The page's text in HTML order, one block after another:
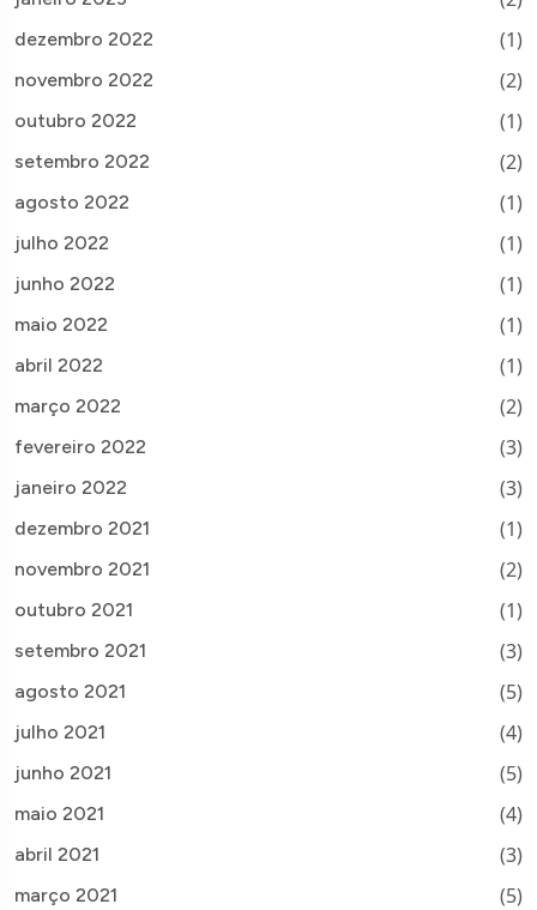
dezembro 2022 (1)
novembro 2022 (2)
outubro 2022 (1)
setembro 2022 (2)
agosto 2022 (1)
julho 2022 (1)
junho 2022 (1)
maio 2022 (1)
abril 2022 (1)
março 2022 (2)
fevereiro 2022 (3)
janeiro 2022 (3)
dezembro 2021 (1)
novembro 2021 (2)
outubro 2021 (1)
setembro 2021 (3)
agosto 2021 (5)
julho 2021 (4)
junho 2021 (5)
maio 2021 (4)
abril 2021 (3)
março 2021 (5)